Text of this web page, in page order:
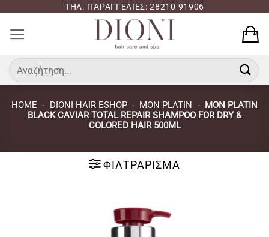
περιεχόμενο
ΤΗΛ. ΠΑΡΑΓΓΕΛΙΕΣ: 28210 91906
Αναζήτηση
για:
HOME - DIONI HAIR ESHOP - MON PLATIN - MON PLATIN
BLACK CAVIAR TOTAL REPAIR SHAMPOO FOR DRY &
COLORED HAIR 500ML
ΦΙΛΤΡΆΡΙΣΜΑ